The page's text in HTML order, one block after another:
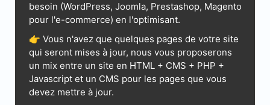
besoin (WordPress, Joomla, Prestashop, Magento
pour l'e-commerce) en l'optimisant.
👉 Vous n'avez que quelques pages de votre site
qui seront mises à jour, nous vous proposerons
un mix entre un site en HTML + CMS + PHP +
Javascript et un CMS pour les pages que vous
devez mettre à jour.